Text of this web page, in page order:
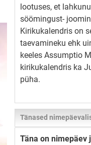
lootuses, et
söömingust-
Kirikukalendris on
taevamineku ehk
keeles Assumptio
kirikukalendris ka
püha.
Tänased
Täna on nimepäev